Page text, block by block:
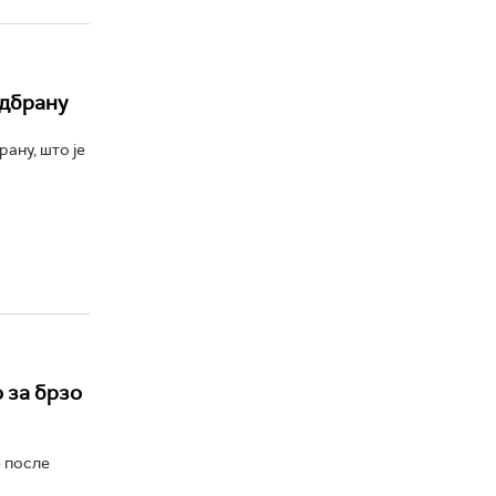
што је
за брзо
после